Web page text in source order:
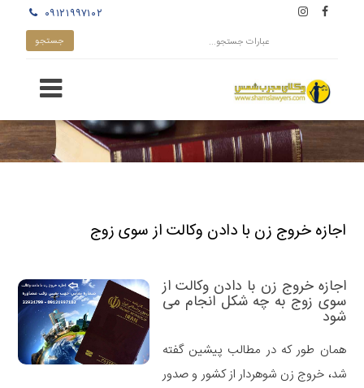
۰۹۱۲۱۹۹۷۱۰۲
اجازه خروج زن با دادن وکالت از سوی زوج
اجازه خروج زن با دادن وکالت از
سوی زوج به چه شکل انجام می
شود
همان طور که در مطالب پیشین گفته
شد، خروج زن شوهردار از کشور و صدور